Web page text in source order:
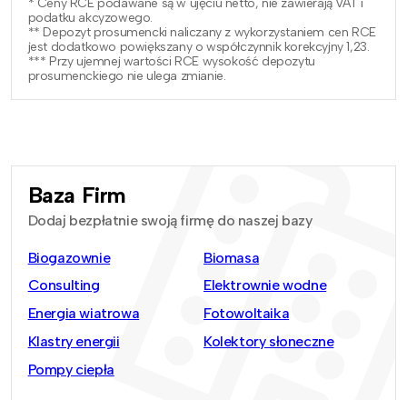
podatku akcyzowego.
** Depozyt prosumencki naliczany z wykorzystaniem cen RCE
jest dodatkowo powiększany o współczynnik korekcyjny 1,23.
*** Przy ujemnej wartości RCE wysokość depozytu
prosumenckiego nie ulega zmianie.
Baza Firm
Dodaj bezpłatnie swoją firmę do naszej bazy
Biogazownie
Biomasa
Consulting
Elektrownie wodne
Energia wiatrowa
Fotowoltaika
Klastry energii
Kolektory słoneczne
Pompy ciepła